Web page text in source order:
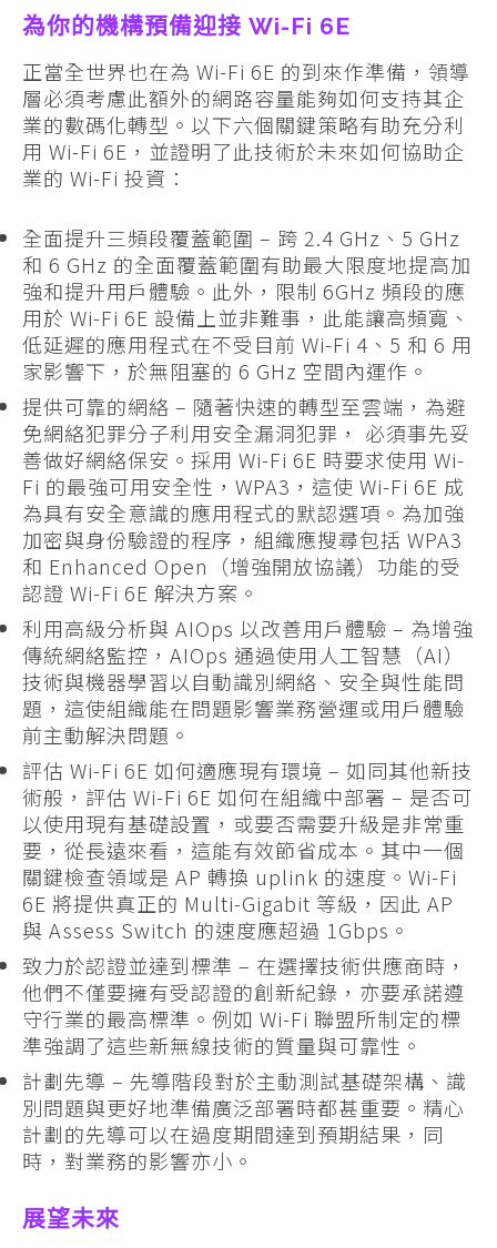
為你的機構預備迎接 Wi-Fi 6E
正當全世界也在為 Wi-Fi 6E 的到來作準備，領導
層必須考慮此額外的網路容量能夠如何支持其企
業的數碼化轉型。以下六個關鍵策略有助充分利
用 Wi-Fi 6E，並證明了此技術於未來如何協助企
業的 Wi-Fi 投資：
全面提升三頻段覆蓋範圍 – 跨 2.4 GHz、5 GHz
和 6 GHz 的全面覆蓋範圍有助最大限度地提高加
強和提升用戶體驗。此外，限制 6GHz 頻段的應
用於 Wi-Fi 6E 設備上並非難事，此能讓高頻寬、
低延遲的應用程式在不受目前 Wi-Fi 4、5 和 6 用
家影響下，於無阻塞的 6 GHz 空間內運作。
提供可靠的網絡 – 隨著快速的轉型至雲端，為避
免網絡犯罪分子利用安全漏洞犯罪， 必須事先妥
善做好網絡保安。採用 Wi-Fi 6E 時要求使用 Wi-
Fi 的最強可用安全性，WPA3，這使 Wi-Fi 6E 成
為具有安全意識的應用程式的默認選項。為加強
加密與身份驗證的程序，組織應搜尋包括 WPA3
和 Enhanced Open（增強開放協議）功能的受
認證 Wi-Fi 6E 解決方案。
利用高級分析與 AIOps 以改善用戶體驗 – 為增強
傳統網絡監控，AIOps 通過使用人工智慧（AI）
技術與機器學習以自動識別網絡、安全與性能問
題，這使組織能在問題影響業務營運或用戶體驗
前主動解決問題。
評估 Wi-Fi 6E 如何適應現有環境 – 如同其他新技
術般，評估 Wi-Fi 6E 如何在組織中部署 – 是否可
以使用現有基礎設置，或要否需要升級是非常重
要，從長遠來看，這能有效節省成本。其中一個
關鍵檢查領域是 AP 轉換 uplink 的速度。Wi-Fi
6E 將提供真正的 Multi-Gigabit 等級，因此 AP
與 Assess Switch 的速度應超過 1Gbps。
致力於認證並達到標準 – 在選擇技術供應商時，
他們不僅要擁有受認證的創新紀錄，亦要承諾遵
守行業的最高標準。例如 Wi-Fi 聯盟所制定的標
準強調了這些新無線技術的質量與可靠性。
計劃先導 – 先導階段對於主動測試基礎架構、識
別問題與更好地準備廣泛部署時都甚重要。精心
計劃的先導可以在過度期間達到預期結果，同
時，對業務的影響亦小。
展望未來